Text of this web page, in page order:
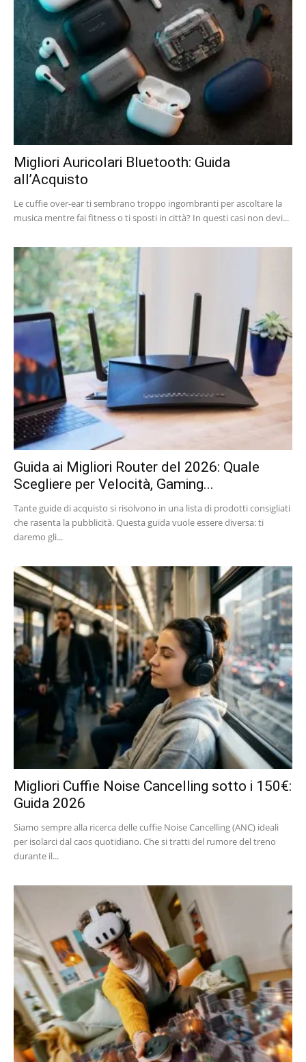
Migliori Auricolari Bluetooth: Guida
all’Acquisto
Le cuffie over-ear ti sembrano troppo ingombranti per ascoltare la
musica mentre fai fitness o ti sposti in città? In questi casi non devi...
Guida ai Migliori Router del 2026: Quale
Scegliere per Velocità, Gaming...
Tante guide di acquisto si risolvono in una lista di prodotti consigliati
che rasenta la pubblicità. Questa guida vuole essere diversa: ti
daremo gli...
Migliori Cuffie Noise Cancelling sotto i 150€:
Guida 2026
Siamo sempre alla ricerca delle cuffie Noise Cancelling (ANC) ideali
per isolarci dal caos quotidiano. Che si tratti del rumore del treno
durante il...